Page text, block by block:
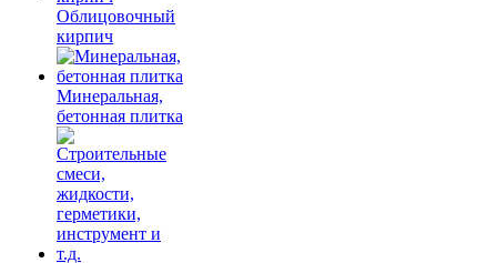
Облицовочный
кирпич
Минеральная,
бетонная плитка